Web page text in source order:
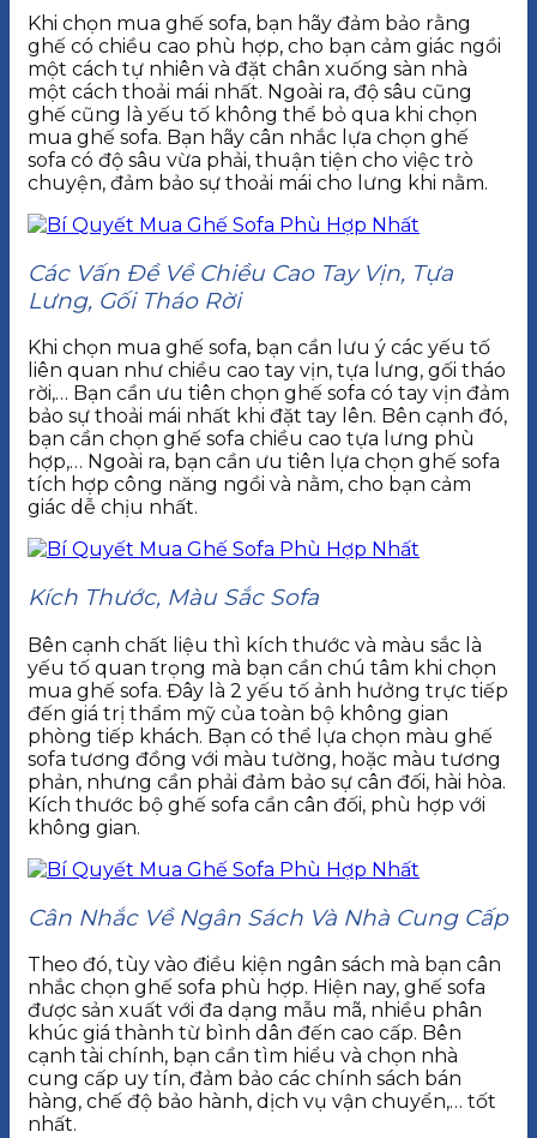
Khi chọn mua ghế sofa, bạn hãy đảm bảo rằng
ghế có chiều cao phù hợp, cho bạn cảm giác ngồi
một cách tự nhiên và đặt chân xuống sàn nhà
một cách thoải mái nhất. Ngoài ra, độ sâu cũng
ghế cũng là yếu tố không thể bỏ qua khi chọn
mua ghế sofa. Bạn hãy cân nhắc lựa chọn ghế
sofa có độ sâu vừa phải, thuận tiện cho việc trò
chuyện, đảm bảo sự thoải mái cho lưng khi nằm.
Các Vấn Đề Về Chiều Cao Tay Vịn, Tựa
Lưng, Gối Tháo Rời
Khi chọn mua ghế sofa, bạn cần lưu ý các yếu tố
liên quan như chiều cao tay vịn, tựa lưng, gối tháo
rời,… Bạn cần ưu tiên chọn ghế sofa có tay vịn đảm
bảo sự thoải mái nhất khi đặt tay lên. Bên cạnh đó,
bạn cần chọn ghế sofa chiều cao tựa lưng phù
hợp,… Ngoài ra, bạn cần ưu tiên lựa chọn ghế sofa
tích hợp công năng ngồi và nằm, cho bạn cảm
giác dễ chịu nhất.
Kích Thước, Màu Sắc Sofa
Bên cạnh chất liệu thì kích thước và màu sắc là
yếu tố quan trọng mà bạn cần chú tâm khi chọn
mua ghế sofa. Đây là 2 yếu tố ảnh hưởng trực tiếp
đến giá trị thẩm mỹ của toàn bộ không gian
phòng tiếp khách. Bạn có thể lựa chọn màu ghế
sofa tương đồng với màu tường, hoặc màu tương
phản, nhưng cần phải đảm bảo sự cân đối, hài hòa.
Kích thước bộ ghế sofa cần cân đối, phù hợp với
không gian.
Cân Nhắc Về Ngân Sách Và Nhà Cung Cấp
Theo đó, tùy vào điều kiện ngân sách mà bạn cân
nhắc chọn ghế sofa phù hợp. Hiện nay, ghế sofa
được sản xuất với đa dạng mẫu mã, nhiều phân
khúc giá thành từ bình dân đến cao cấp. Bên
cạnh tài chính, bạn cần tìm hiểu và chọn nhà
cung cấp uy tín, đảm bảo các chính sách bán
hàng, chế độ bảo hành, dịch vụ vận chuyển,… tốt
nhất.